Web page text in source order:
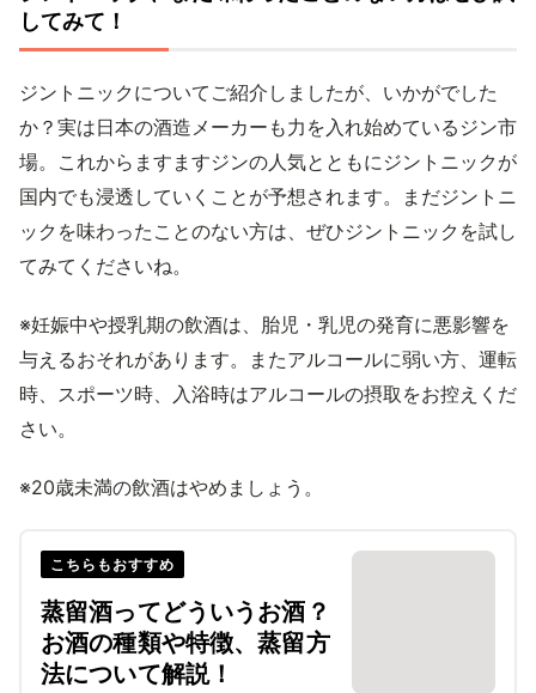
してみて！
ジントニックについてご紹介しましたが、いかがでした
か？実は日本の酒造メーカーも力を入れ始めているジン市
場。これからますますジンの人気とともにジントニックが
国内でも浸透していくことが予想されます。まだジントニ
ックを味わったことのない方は、ぜひジントニックを試し
てみてくださいね。
※妊娠中や授乳期の飲酒は、胎児・乳児の発育に悪影響を
与えるおそれがあります。またアルコールに弱い方、運転
時、スポーツ時、入浴時はアルコールの摂取をお控えくだ
さい。
※20歳未満の飲酒はやめましょう。
こちらもおすすめ
蒸留酒ってどういうお酒？
お酒の種類や特徴、蒸留方
法について解説！